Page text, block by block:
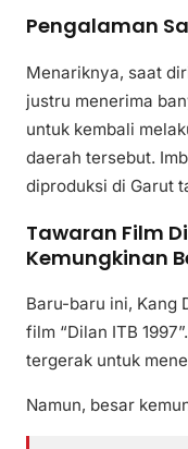
Pengalaman
Menariknya, saat
justru menerima
untuk kembali
daerah tersebut.
diproduksi di Garut
Tawaran Film
Kemungkinan
Baru-baru ini, Kang
film “Dilan ITB
tergerak untuk
Namun, besar